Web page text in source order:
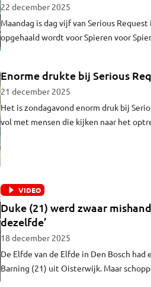
22 december 2025
Maandag is dag vijf van Serious
opgehaald wordt voor Spieren voor
Enorme drukte bij Serious
21 december 2025
Het is zondagavond enorm druk bij
vol met mensen die kijken naar het
VIDEO
Duke (21) werd zwaar
dezelfde’
18 december 2025
De Elfde van de Elfde in Den Bosch
Barning (21) uit Oisterwijk. Maar